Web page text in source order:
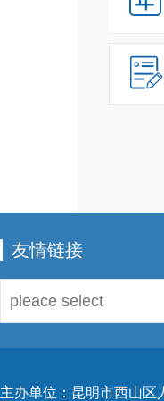
友情链接
主办单位：昆明市西山区